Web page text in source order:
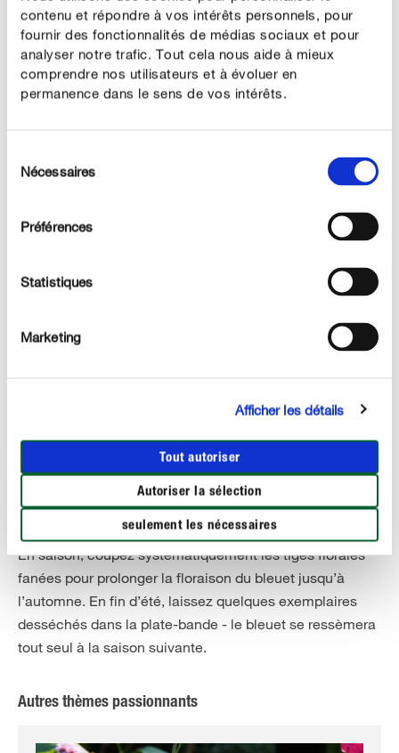
contenu et répondre à vos intérêts personnels, pour
fournir des fonctionnalités de médias sociaux et pour
analyser notre trafic. Tout cela nous aide à mieux
comprendre nos utilisateurs et à évoluer en
permanence dans le sens de vos intérêts.
duNécessaires
Préférences
Statistiques
Marketing
Afficher les détails
Tout autoriser
Autoriser la sélection
seulement les nécessaires
Arrosage
débrouille donc bien tout seul pour s’hydrater ! Ce n'est
que lors de très longues périodes de sécheresse qu'il
commence à économiser ses réserves et à produire
moins de fleurs. Alors il suffira de l'arroser pour lui
engrais longue durée. De plus la plante apprécie un sol
deux semaines autour des tiges.
En saison, coupez systématiquement les tiges florales
fanées pour prolonger la floraison du bleuet jusqu’à
l’automne. En fin d’été, laissez quelques exemplaires
desséchés dans la plate-bande - le bleuet se ressèmera
tout seul à la saison suivante.
Autres thèmes passionnants